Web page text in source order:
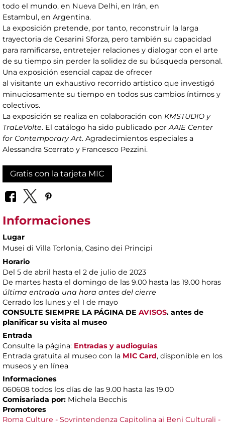
todo el mundo, en Nueva Delhi, en Irán, en
Estambul, en Argentina.
La exposición pretende, por tanto, reconstruir la larga
trayectoria de Cesarini Sforza, pero también su capacidad
para ramificarse, entretejer relaciones y dialogar con el arte
de su tiempo sin perder la solidez de su búsqueda personal.
Una exposición esencial capaz de ofrecer
al visitante un exhaustivo recorrido artístico que investigó
minuciosamente su tiempo en todos sus cambios íntimos y
colectivos.
La exposición se realiza en colaboración con KMSTUDIO y
TraLeVolte. El catálogo ha sido publicado porAAIE Center
for Contemporary Art. Agradecimientos especiales a
Alessandra Scerrato y Francesco Pezzini.
Gratis con la tarjeta MIC
Informaciones
Lugar
Musei di Villa Torlonia, Casino dei Principi
Horario
Del 5 de abril hasta el 2 de julio de 2023
De martes hasta el domingo de las 9.00 hasta las 19.00 horas
última entrada una hora antes del cierre
Cerrado los lunes y el 1 de mayo
CONSULTE SIEMPRE LA PÁGINA DE AVISOS. antes de
planificar su visita al museo
Entrada
Consulte la página: Entradas y audioguías
Entrada gratuita al museo con la MIC Card, disponible en los
museos y en línea
Informaciones
060608 todos los días de las 9.00 hasta las 19.00
Comisariada por: Michela Becchis
Promotores
Roma Culture - Sovrintendenza Capitolina ai Beni Culturali -